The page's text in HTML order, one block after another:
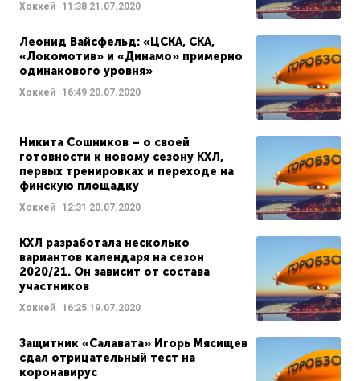
Хоккей 11:38 21.07.2020
Леонид Вайсфельд: «ЦСКА, СКА,
«Локомотив» и «Динамо» примерно
одинакового уровня»
Хоккей 16:49 20.07.2020
Никита Сошников – о своей
готовности к новому сезону КХЛ,
первых тренировках и переходе на
финскую площадку
Хоккей 12:31 20.07.2020
КХЛ разработала несколько
вариантов календаря на сезон
2020/21. Он зависит от состава
участников
Хоккей 16:25 19.07.2020
Защитник «Салавата» Игорь Мясищев
сдал отрицательный тест на
коронавирус